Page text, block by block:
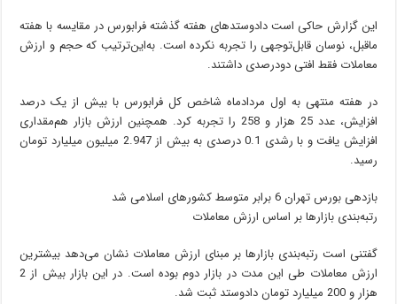
این گزارش حاکی است دادوستدهای هفته گذشته فرابورس در مقایسه با هفته
ماقبل، نوسان قابل‌توجهی را تجربه نکرده است. به‌این‌ترتیب که حجم و ارزش
معاملات فقط افتی دودرصدی داشتند.
در هفته منتهی به اول مردادماه شاخص کل فرابورس با بیش از یک درصد
افزایش، عدد 25 هزار و 258 را تجربه کرد. همچنین ارزش بازار هم‌مقداری
افزایش یافت و با رشدی 0.1 درصدی به بیش از 2.947 میلیون میلیارد تومان
رسید.
بازدهی بورس تهران 6 برابر متوسط کشورهای اسلامی شد
رتبه‌بندی بازارها بر اساس ارزش معاملات
گفتنی است رتبه‌بندی بازارها بر مبنای ارزش معاملات نشان می‌دهد بیشترین
ارزش معاملات طی این مدت در بازار دوم بوده است. در این بازار بیش از 2
هزار و 200 میلیارد تومان دادوستد ثبت شد.